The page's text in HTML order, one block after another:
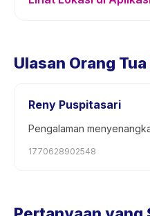
Ulasan Orang Tua
Reny Puspitasari
Pengalaman
1770628902548